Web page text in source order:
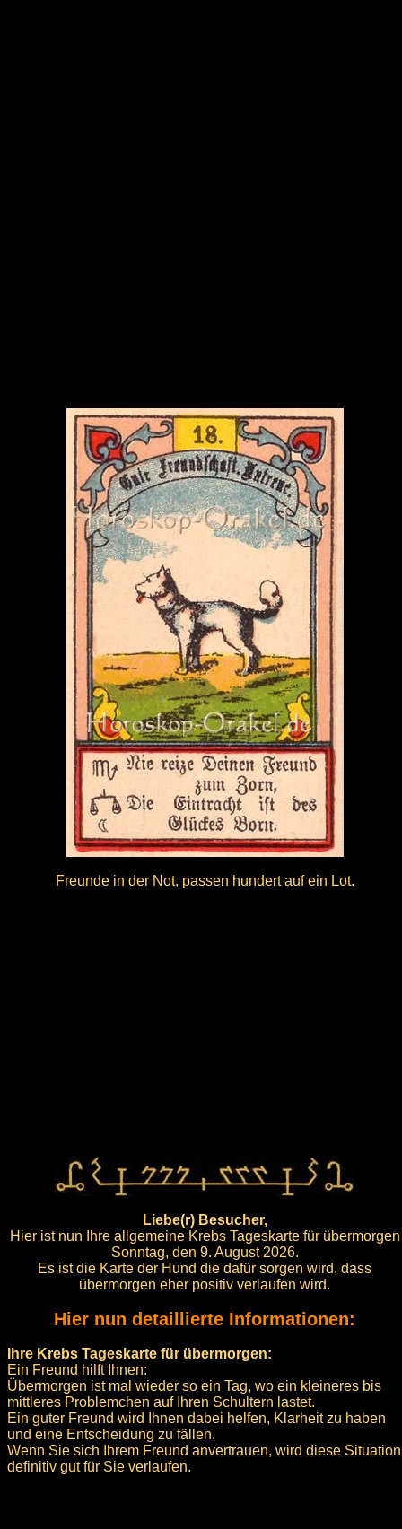
Freunde in der Not, passen hundert auf ein Lot.
Liebe(r) Besucher,
Hier ist nun Ihre allgemeine Krebs Tageskarte für übermorgen
Sonntag, den 9. August 2026.
Es ist die Karte der Hund die dafür sorgen wird, dass
übermorgen eher positiv verlaufen wird.
Hier nun detaillierte Informationen:
Ihre Krebs Tageskarte für übermorgen:
Ein Freund hilft Ihnen:
Übermorgen ist mal wieder so ein Tag, wo ein kleineres bis
mittleres Problemchen auf Ihren Schultern lastet.
Ein guter Freund wird Ihnen dabei helfen, Klarheit zu haben
und eine Entscheidung zu fällen.
Wenn Sie sich Ihrem Freund anvertrauen, wird diese Situation
definitiv gut für Sie verlaufen.